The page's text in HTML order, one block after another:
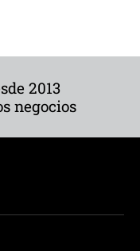
2013
negocios